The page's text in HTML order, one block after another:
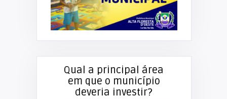
Qual a principal área
em que o município
deveria investir?